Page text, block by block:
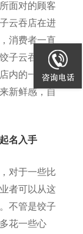
面对的顾客
云吞店在进
消费者一直
子云吞店为
内的一些小
新鲜感，自
名入手
对于一些比
者可以从这
不管是饺子
花一些心